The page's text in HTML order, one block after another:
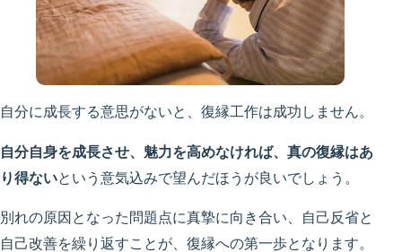
自分に成長する意思がないと、復縁工作は成功しません。
自分自身を成長させ、魅力を高めなければ、真の復縁はあ
り得ないという意気込みで望んだほうが良いでしょう。
別れの原因となった問題点に真摯に向き合い、自己反省と
自己改善を繰り返すことが、復縁への第一歩となります。